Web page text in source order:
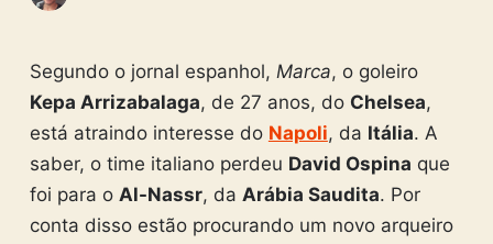
nSegundo o jornal espanhol, Marca, o goleiro
Kepa Arrizabalaga, de 27 anos, do Chelsea,
está atraindo interesse do Napoli, da Itália. A
saber, o time italiano perdeu David Ospina que
foi para o Al-Nassr, da Arábia Saudita. Por
conta disso estão procurando um novo arqueiro